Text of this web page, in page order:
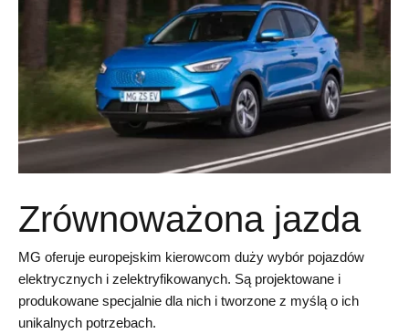
Zrównoważona jazda
MG oferuje europejskim kierowcom duży wybór pojazdów
elektrycznych i zelektryfikowanych. Są projektowane i
produkowane specjalnie dla nich i tworzone z myślą o ich
unikalnych potrzebach.